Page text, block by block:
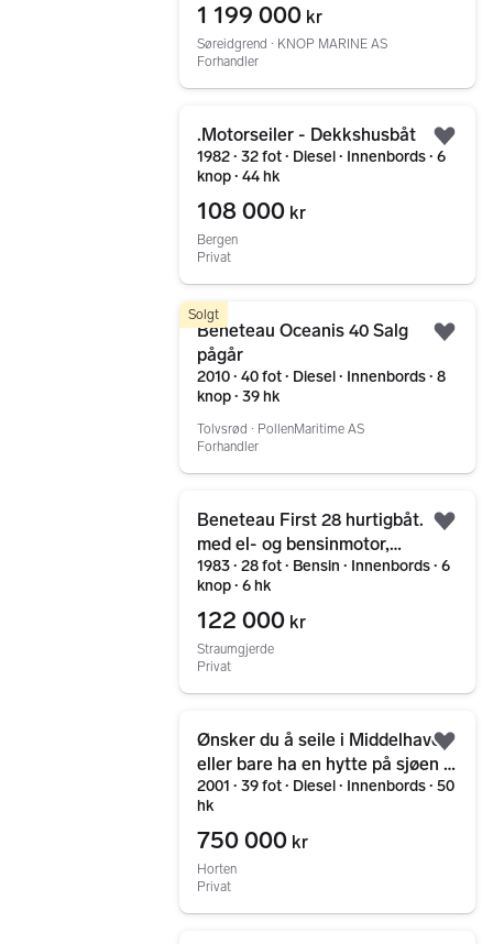
1 199 000 kr
Søreidgrend ∙ KNOP MARINE AS
Forhandler
.Motorseiler - Dekkshusbåt
1982 ∙ 32 fot ∙ Diesel ∙ Innenbords ∙ 6
knop ∙ 44 hk
108 000 kr
Bergen
Privat
Solgt
Beneteau Oceanis 40 Salg
pågår
2010 ∙ 40 fot ∙ Diesel ∙ Innenbords ∙ 8
knop ∙ 39 hk
Tolvsrød ∙ PollenMaritime AS
Forhandler
Gå til annonsen
Beneteau First 28 hurtigbåt.
med el- og bensinmotor,
solcellelading og mye mer.
1983 ∙ 28 fot ∙ Bensin ∙ Innenbords ∙ 6
knop ∙ 6 hk
122 000 kr
Straumgjerde
Privat
Ønsker du å seile i Middelhavet
eller bare ha en hytte på sjøen i
Spania
2001 ∙ 39 fot ∙ Diesel ∙ Innenbords ∙ 50
hk
750 000 kr
Horten
Privat